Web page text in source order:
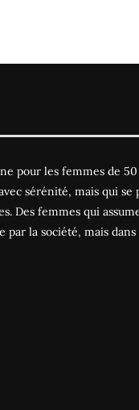
pour les femmes de
sérénité, mais qui se
Des femmes qui
la société, mais dans